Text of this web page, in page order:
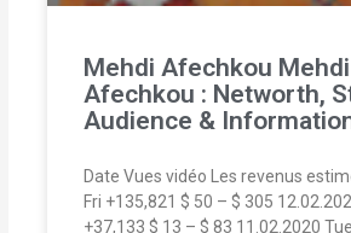
Mehdi Afechkou Mehdi
Afechkou : Networth,
Audience &
Date Vues vidéo Les revenus
Fri +135,821 $ 50 – $ 305
+37,133 $ 13 – $ 83 11.02.2020